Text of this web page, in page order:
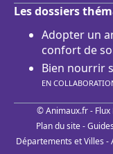
Les dossiers
Adopter un
confort de
Bien nourrir
EN
© Animaux.fr - Flux
Plan du site-
Départements et Villes -